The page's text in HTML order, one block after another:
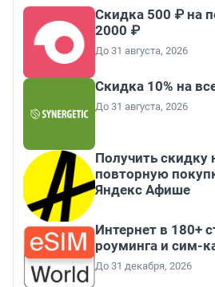
Скидка 500 ₽ на
2000 ₽
До 31 августа, 2026
Скидка 10% на
До 31 августа, 2026
Получить скидку
повторную
Яндекс Афише
Интернет в 180+
роуминга и сим-
До 31 декабря, 2026